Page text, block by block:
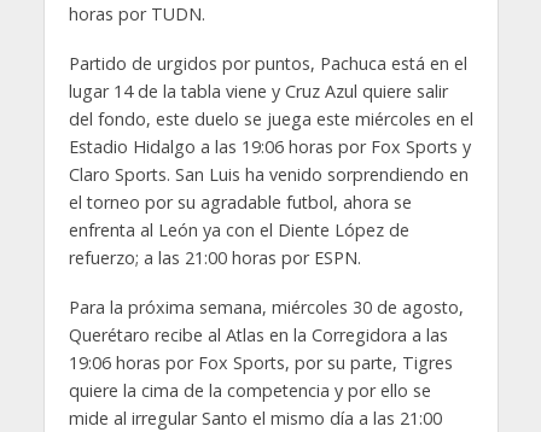
horas por TUDN.
Partido de urgidos por puntos, Pachuca está en el
lugar 14 de la tabla viene y Cruz Azul quiere salir
del fondo, este duelo se juega este miércoles en el
Estadio Hidalgo a las 19:06 horas por Fox Sports y
Claro Sports. San Luis ha venido sorprendiendo en
el torneo por su agradable futbol, ahora se
enfrenta al León ya con el Diente López de
refuerzo; a las 21:00 horas por ESPN.
Para la próxima semana, miércoles 30 de agosto,
Querétaro recibe al Atlas en la Corregidora a las
19:06 horas por Fox Sports, por su parte, Tigres
quiere la cima de la competencia y por ello se
mide al irregular Santo el mismo día a las 21:00